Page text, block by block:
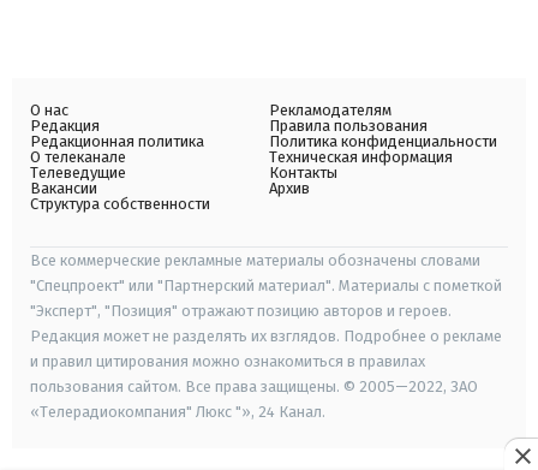
О нас
Редакция
Редакционная политика
О телеканале
Телеведущие
Вакансии
Структура собственности
Рекламодателям
Правила пользования
Политика конфиденциальности
Техническая информация
Контакты
Архив
Все коммерческие рекламные материалы обозначены словами
"Спецпроект" или "Партнерский материал". Материалы с пометкой
"Эксперт", "Позиция" отражают позицию авторов и героев.
Редакция может не разделять их взглядов. Подробнее о рекламе
и правил цитирования можно ознакомиться в правилах
пользования сайтом. Все права защищены. © 2005—2022, ЗАО
«Телерадиокомпания" Люкс "», 24 Канал.